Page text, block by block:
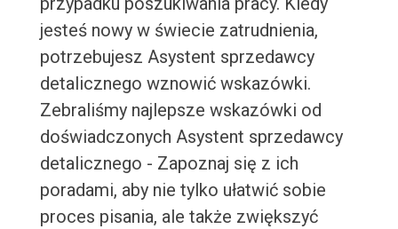
jesteś nowy w świecie zatrudnienia,
potrzebujesz Asystent sprzedawcy
detalicznego wznowić wskazówki.
Zebraliśmy najlepsze wskazówki od
doświadczonych Asystent sprzedawcy
detalicznego - Zapoznaj się z ich
poradami, aby nie tylko ułatwić sobie
proces pisania, ale także zwiększyć